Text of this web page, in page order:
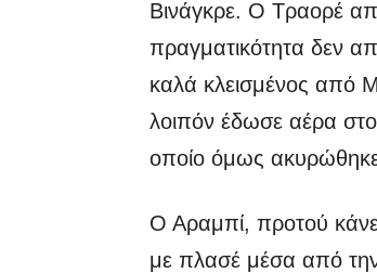
Βινάγκρε. Ο Τραορέ
πραγματικότητα δεν
καλά κλεισμένος από
λοιπόν έδωσε αέρα
οποίο όμως
Ο Αραμπί, προτού
με πλασέ μέσα από την